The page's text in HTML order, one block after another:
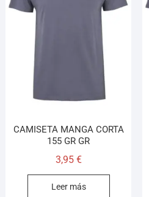
CAMISETA MANGA CORTA
155 GR GR
3,95 €
Leer más